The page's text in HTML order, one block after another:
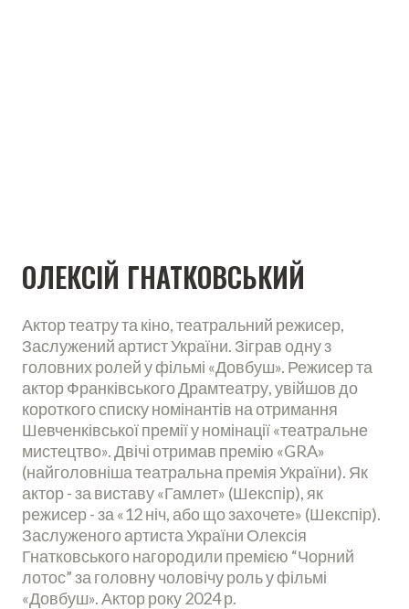
ОЛЕКСІЙ ГНАТКОВСЬКИЙ
Актор театру та кіно, театральний режисер,
Заслужений артист України. Зіграв одну з
головних ролей у фільмі «Довбуш». Режисер та
актор Франківського Драмтеатру, увійшов до
короткого списку номінантів на отримання
Шевченківської премії у номінації «театральне
мистецтво». Двічі отримав премію «GRA»
(найголовніша театральна премія України). Як
актор - за виставу «Гамлет» (Шекспір), як
режисер - за «12 ніч, або що захочете» (Шекспір).
Заслуженого артиста України Олексія
Гнатковського нагородили премією “Чорний
лотос” за головну чоловічу роль у фільмі
«Довбуш». Актор року 2024 р.